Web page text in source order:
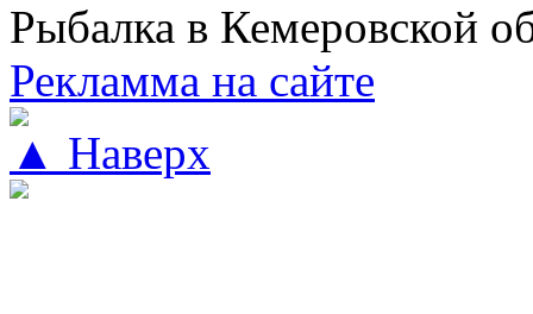
Рыбалка в Кемеровской
Рекламма на сайте
▲ Наверх